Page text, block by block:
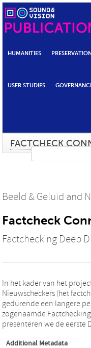
HUMANITIES
USER STUDIES
FACTCHECK
Beeld & Geluid and
Factcheck
Factchecking Deep
In het kader van het
Nieuwscheckers (het
gedurende een langere
zogenaamde
presenteren we de eerste
Additional Metadata